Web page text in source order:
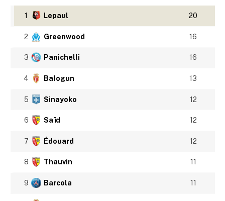
1 Lepaul 20
2 Greenwood 16
3 Panichelli 16
4 Balogun 13
5 Sinayoko 12
6 Saïd 12
7 Édouard 12
8 Thauvin 11
9 Barcola 11